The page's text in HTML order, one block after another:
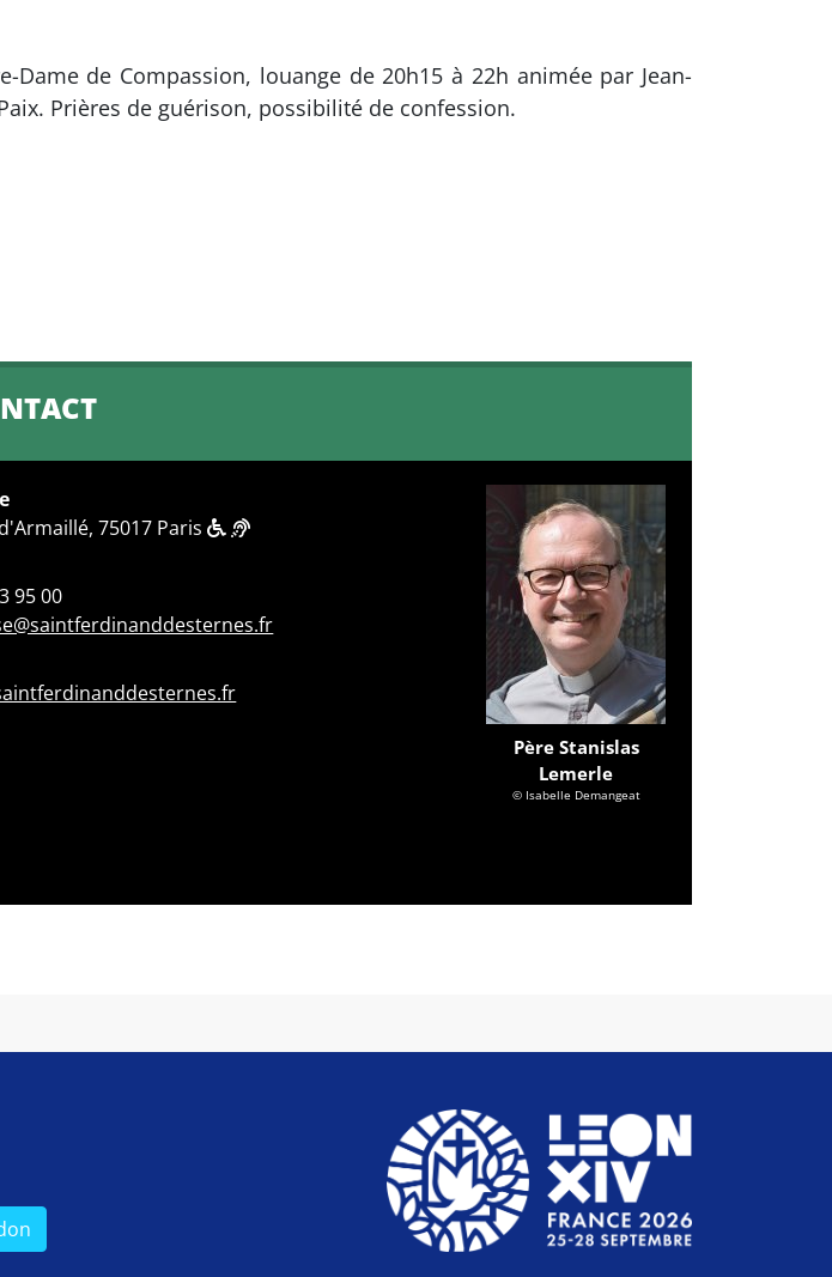
Dame de Compassion, louange de 20h15 à 22h animée par Jean-
Prières de guérison, possibilité de confession.
75017 Paris
95 00
Père Stanislas
Lemerle
© Isabelle Demangeat